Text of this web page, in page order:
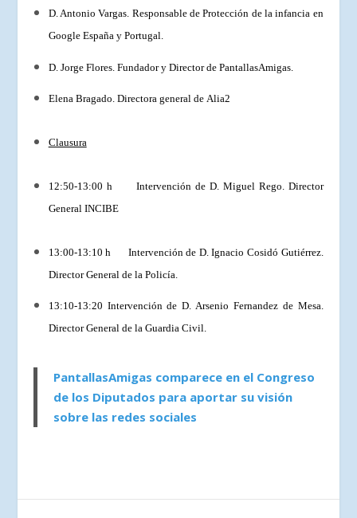
D. Antonio Vargas. Responsable de Protección de la infancia en
Google España y Portugal.
D. Jorge Flores. Fundador y Director de PantallasAmigas.
Elena Bragado. Directora general de Alia2
Clausura
12:50-13:00 h Intervención de D. Miguel Rego. Director
General INCIBE
13:00-13:10 h Intervención de D. Ignacio Cosidó Gutiérrez.
Director General de la Policía.
13:10-13:20 Intervención de D. Arsenio Fernandez de Mesa.
Director General de la Guardia Civil.
PantallasAmigas comparece en el Congreso
de los Diputados para aportar su visión
sobre las redes sociales